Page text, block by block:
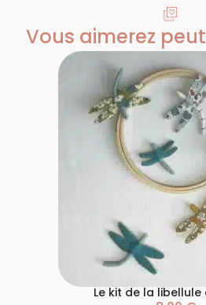
Vous aimerez
Le kit de la libellule